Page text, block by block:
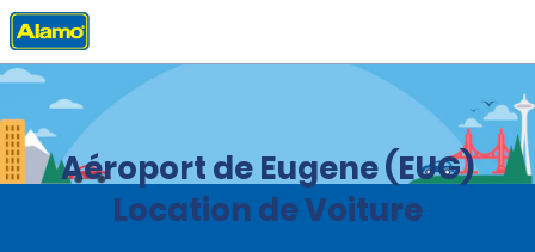
Accueil Agences Oregon
Aéroport de Eugene (EUG)
Location de Voiture